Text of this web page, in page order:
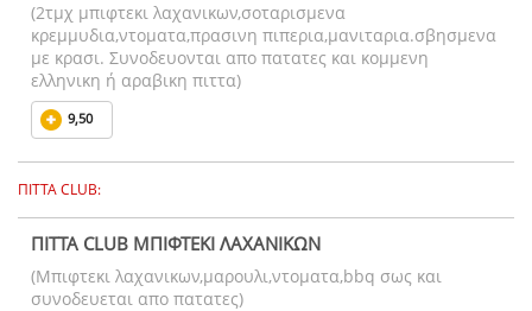
(2τμχ μπιφτεκι λαχανικων,σοταρισμενα
κρεμμυδια,ντοματα,πρασινη πιπερια,μανιταρια.σβησμενα
με κρασι. Συνοδευονται απο πατατες και κομμενη
ελληνικη ή αραβικη πιττα)
9,50
ΠΙΤΤΑ CLUB:
ΠΙΤΤΑ CLUB ΜΠΙΦΤΕΚΙ ΛΑΧΑΝΙΚΩΝ
(Μπιφτεκι λαχανικων,μαρουλι,ντοματα,bbq σως και
συνοδευεται απο πατατες)